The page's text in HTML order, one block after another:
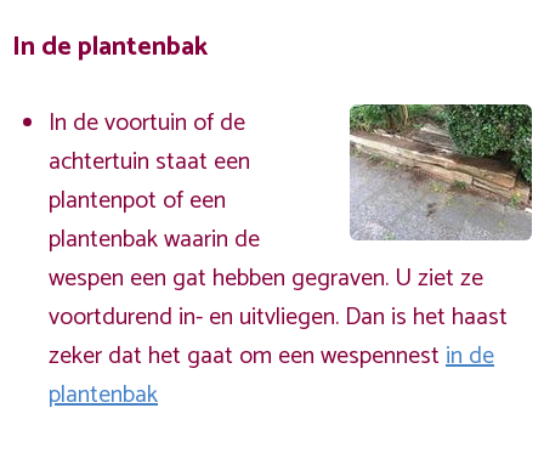
In de plantenbak
In de voortuin of de
achtertuin staat een
plantenpot of een
plantenbak waarin de
wespen een gat hebben gegraven. U ziet ze
voortdurend in- en uitvliegen. Dan is het haast
zeker dat het gaat om een wespennestin de
plantenbak